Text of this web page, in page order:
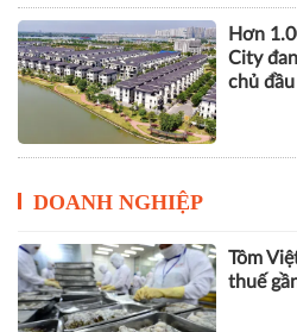
Hơn
City
chủ
DOANH NGHIỆP
Tôm
thuế